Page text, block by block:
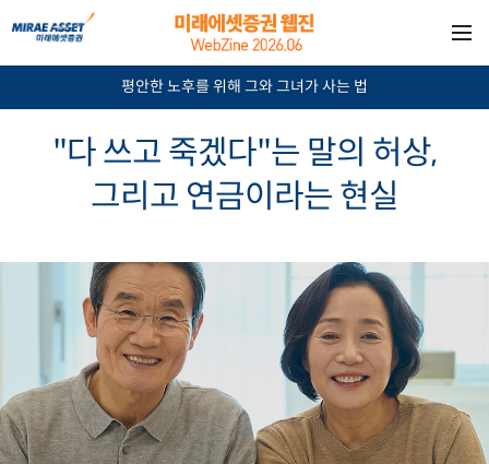
평안한 노후를 위해 그와 그녀가 사는 법
"다 쓰고 죽겠다"는 말의 허상,
그리고 연금이라는 현실